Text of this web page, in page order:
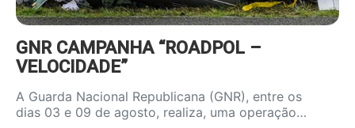
GNR CAMPANHA “ROADPOL –
VELOCIDADE”
A Guarda Nacional Republicana (GNR), entre os
dias 03 e 09 de agosto, realiza, uma operação…